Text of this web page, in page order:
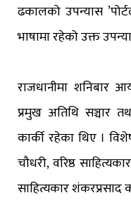
ढकालको उपन्यास
भाषामा रहेको उक्त
राजधानीमा शनिबार
प्रमुख अतिथि सञ्चार तथा
कार्की रहेका थिए ।
चौधरी, वरिष्ठ
साहित्यकार शंकरप्रसाद